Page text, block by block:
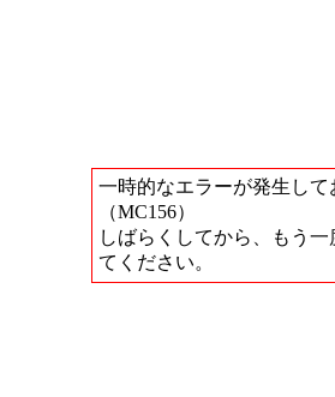
一時的なエラーが発生して
（MC156）
しばらくしてから、もう一
てください。